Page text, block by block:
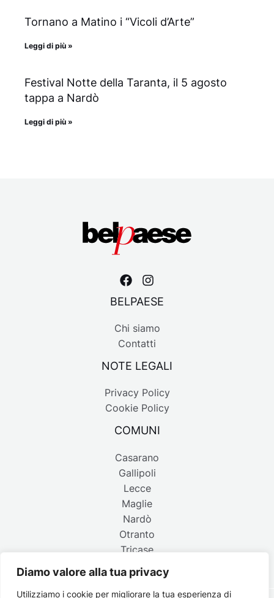
Diamo valore alla tua privacy
Utilizziamo i cookie per migliorare la tua esperienza di
Tornano a Matino i “Vicoli d’Arte”
Leggi di più »
Festival Notte della Taranta, il 5 agosto
tappa a Nardò
Leggi di più »
BELPAESE
Chi siamo
Contatti
NOTE LEGALI
Privacy Policy
Cookie Policy
COMUNI
Casarano
Gallipoli
Lecce
Maglie
Nardò
Otranto
Tricase